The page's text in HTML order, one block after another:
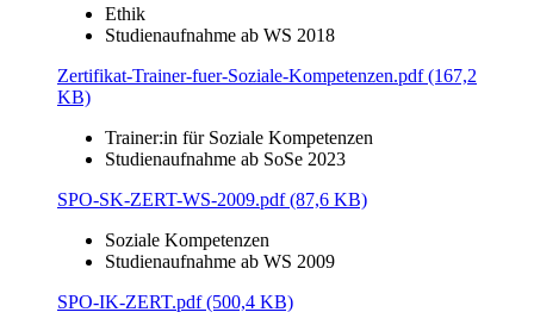
Ethik
Studienaufnahme ab WS 2018
Zertifikat-Trainer-fuer-Soziale-Kompetenzen.pdf (167,2
KB)
Trainer:in für Soziale Kompetenzen
Studienaufnahme ab SoSe 2023
SPO-SK-ZERT-WS-2009.pdf (87,6 KB)
Soziale Kompetenzen
Studienaufnahme ab WS 2009
SPO-IK-ZERT.pdf (500,4 KB)